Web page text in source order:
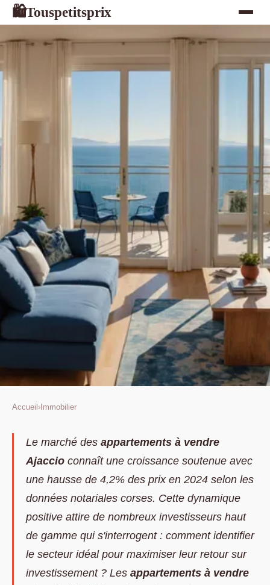
🛍Touspetitsprix
Appartements à vendre à
ajaccio : comment choisir entre
vue mer, centre et quartier
calme ?
Louis•15 février 2026• 14 min de lecture
Accueil › Immobilier
Le marché des appartements à vendre
Ajaccio connaît une croissance soutenue avec
une hausse de 4,2% des prix en 2024 selon les
données notariales corses. Cette dynamique
positive attire de nombreux investisseurs haut
de gamme qui s'interrogent : comment identifier
le secteur idéal pour maximiser leur retour sur
investissement ? Les appartements à vendre